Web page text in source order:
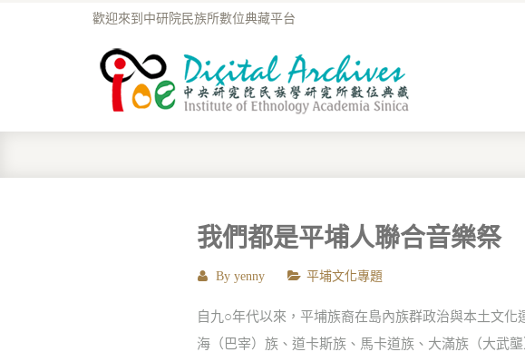
歡迎來到中研院民族所數位典藏平台
我們都是平埔人聯合音樂祭
By yenny 平埔文化專題
自九○年代以來，平埔族裔在島內族群政治與本土文
海（巴宰）族、道卡斯族、馬卡道族、大滿族（大武